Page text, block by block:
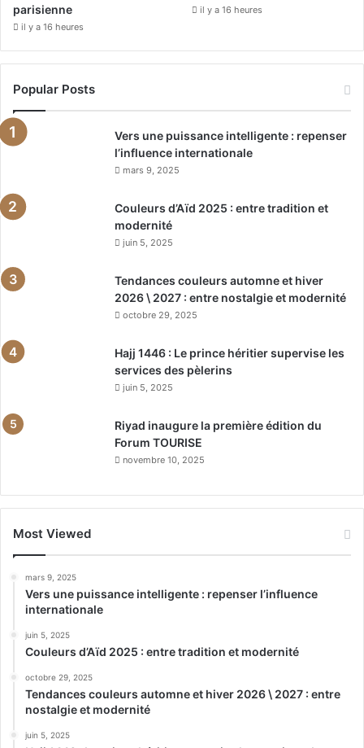
parisienne
il y a 16 heures
il y a 16 heures
Popular Posts
Vers une puissance intelligente : repenser
l’influence internationale
mars 9, 2025
Couleurs d’Aïd 2025 : entre tradition et
modernité
juin 5, 2025
Tendances couleurs automne et hiver
2026 \ 2027 : entre nostalgie et modernité
octobre 29, 2025
Hajj 1446 : Le prince héritier supervise les
services des pèlerins
juin 5, 2025
Riyad inaugure la première édition du
Forum TOURISE
novembre 10, 2025
Most Viewed
mars 9, 2025
Vers une puissance intelligente : repenser l’influence
internationale
juin 5, 2025
Couleurs d’Aïd 2025 : entre tradition et modernité
octobre 29, 2025
Tendances couleurs automne et hiver 2026 \ 2027 : entre
nostalgie et modernité
juin 5, 2025